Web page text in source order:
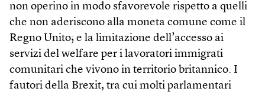
non operino in modo sfavorevole rispetto a quelli
che non aderiscono alla moneta comune come il
Regno Unito; e la limitazione dell’accesso ai
servizi del welfare per i lavoratori immigrati
comunitari che vivono in territorio britannico. I
fautori della Brexit, tra cui molti parlamentari